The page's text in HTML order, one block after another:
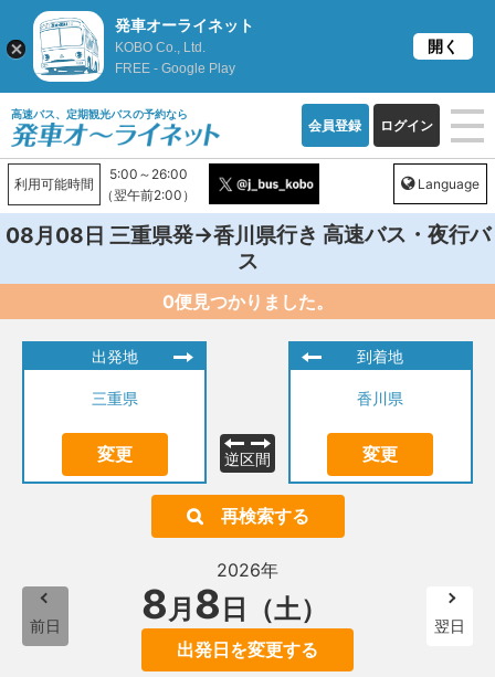
高速バス、定期観光バスの予約なら
会員登録 ログイン
利用可能時間
5:00～26:00
（翌午前2:00）
Language
08月08日 三重県発→香川県行き 高速バス・夜行バ
ス
0便見つかりました。
出発地
三重県
変更 逆区間
到着地
香川県
変更
再検索する
前日
2026年
8月 8 日（土）
出発日を変更する
翌日
発車オーライネット
KOBO Co., Ltd.
FREE - Google Play
開く